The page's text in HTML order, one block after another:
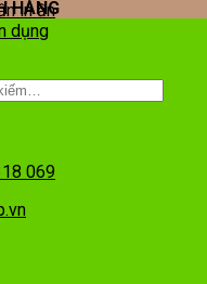
in ấn
dụng
HÀNG
069